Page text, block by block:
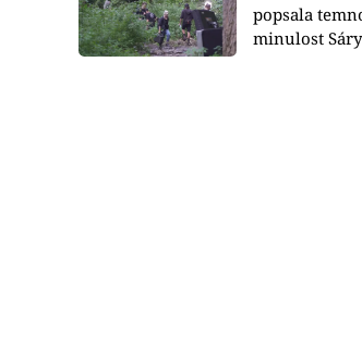
popsala
minulost